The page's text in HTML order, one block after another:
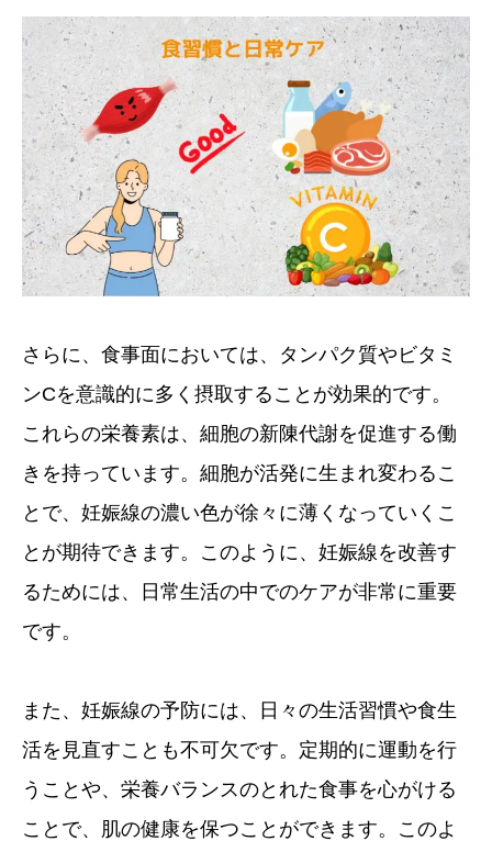
さらに、食事面においては、タンパク質やビタミ
ンCを意識的に多く摂取することが効果的です。
これらの栄養素は、細胞の新陳代謝を促進する働
きを持っています。細胞が活発に生まれ変わるこ
とで、妊娠線の濃い色が徐々に薄くなっていくこ
とが期待できます。このように、妊娠線を改善す
るためには、日常生活の中でのケアが非常に重要
です。
また、妊娠線の予防には、日々の生活習慣や食生
活を見直すことも不可欠です。定期的に運動を行
うことや、栄養バランスのとれた食事を心がける
ことで、肌の健康を保つことができます。このよ